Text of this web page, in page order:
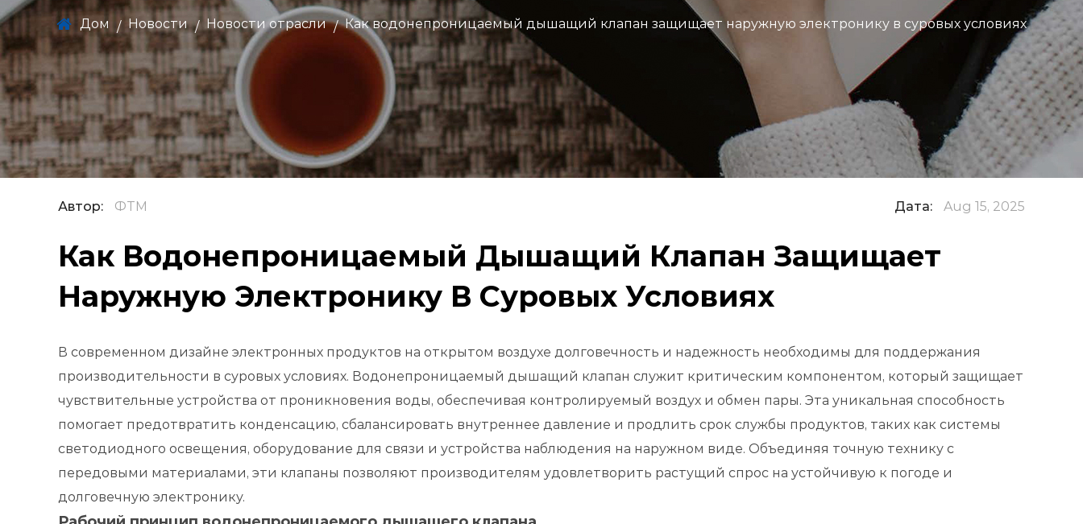
Дом / Новости / Новости отрасли / Как водонепроницаемый дышащий клапан защищает наружную электронику в суровых условиях
Автор: ФТМ Дата: Aug 15, 2025
Как Водонепроницаемый Дышащий Клапан Защищает
Наружную Электронику В Суровых Условиях
В современном дизайне электронных продуктов на открытом воздухе долговечность и надежность необходимы для поддержания
производительности в суровых условиях. Водонепроницаемый дышащий клапан служит критическим компонентом, который защищает
чувствительные устройства от проникновения воды, обеспечивая контролируемый воздух и обмен пары. Эта уникальная способность
помогает предотвратить конденсацию, сбалансировать внутреннее давление и продлить срок службы продуктов, таких как системы
светодиодного освещения, оборудование для связи и устройства наблюдения на наружном виде. Объединяя точную технику с
передовыми материалами, эти клапаны позволяют производителям удовлетворить растущий спрос на устойчивую к погоде и
долговечную электронику.